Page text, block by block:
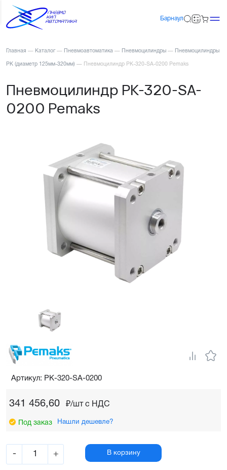
Барнаул
Главная — Каталог — Пневмоавтоматика — Пневмоцилиндры — Пневмоцилиндры
PK (диаметр 125мм-320мм) — Пневмоцилиндр PK-320-SA-0200 Pemaks
Пневмоцилиндр PK-320-SA-
0200 Pemaks
341 456,60 ₽/шт c НДС
Под заказ Нашли дешевле?
- + В корзину
Артикул: PK-320-SA-0200